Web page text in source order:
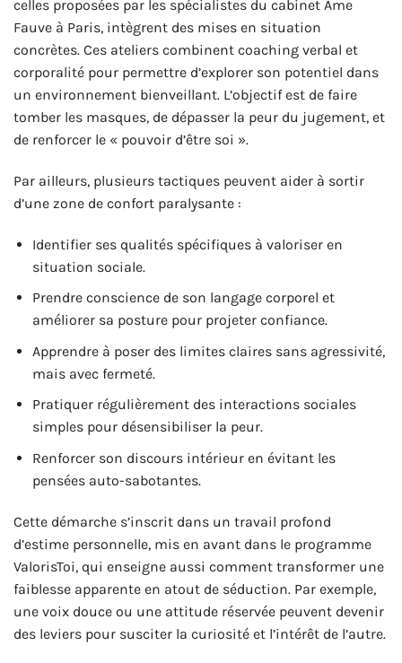
celles proposées par les spécialistes du cabinet Âme
Fauve à Paris, intègrent des mises en situation
concrètes. Ces ateliers combinent coaching verbal et
corporalité pour permettre d’explorer son potentiel dans
un environnement bienveillant. L’objectif est de faire
tomber les masques, de dépasser la peur du jugement, et
de renforcer le « pouvoir d’être soi ».
Par ailleurs, plusieurs tactiques peuvent aider à sortir
d’une zone de confort paralysante :
Identifier ses qualités spécifiques à valoriser en
situation sociale.
Prendre conscience de son langage corporel et
améliorer sa posture pour projeter confiance.
Apprendre à poser des limites claires sans agressivité,
mais avec fermeté.
Pratiquer régulièrement des interactions sociales
simples pour désensibiliser la peur.
Renforcer son discours intérieur en évitant les
pensées auto-sabotantes.
Cette démarche s’inscrit dans un travail profond
d’estime personnelle, mis en avant dans le programme
ValorisToi, qui enseigne aussi comment transformer une
faiblesse apparente en atout de séduction. Par exemple,
une voix douce ou une attitude réservée peuvent devenir
des leviers pour susciter la curiosité et l’intérêt de l’autre.